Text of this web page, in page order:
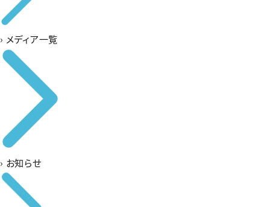
› メディア一覧
› お知らせ